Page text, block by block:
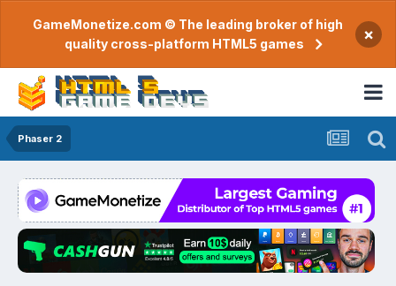
GameMonetize.com © The leading broker of high
quality cross-platform HTML5 games
×
Phaser 2